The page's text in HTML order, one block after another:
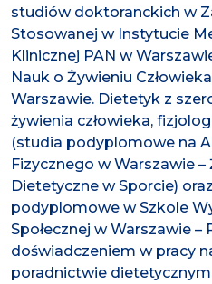
studiów doktoranckich w
Stosowanej w Instytucie
Klinicznej PAN w
Nauk o Żywieniu
Warszawie. Dietetyk z
żywienia człowieka,
(studia podyplomowe na
Fizycznego w Warszawie
Dietetyczne w Sporcie)
podyplomowe w Szkole
Społecznej w Warszawie –
doświadczeniem w pracy
poradnictwie